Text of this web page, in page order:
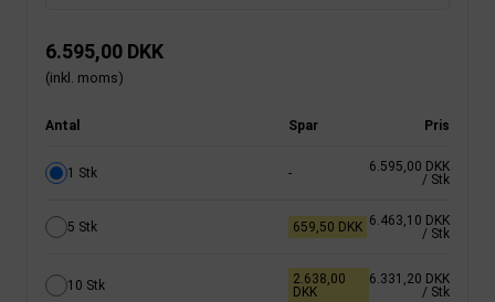
6.595,00 DKK
(inkl. moms)
Antal Spar Pris
1 Stk -
6.595,00 DKK
/ Stk
5 Stk 659,50 DKK 6.463,10 DKK
/ Stk
10 Stk
2.638,00
DKK
6.331,20 DKK
/ Stk